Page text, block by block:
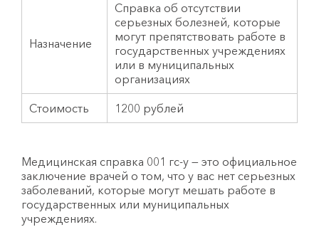
Назначение
Справка об отсутствии
серьезных болезней, которые
могут препятствовать работе в
государственных учреждениях
или в муниципальных
организациях
Стоимость 1200 рублей
Медицинская справка 001 гс-у — это официальное
заключение врачей о том, что у вас нет серьезных
заболеваний, которые могут мешать работе в
государственных или муниципальных
учреждениях.